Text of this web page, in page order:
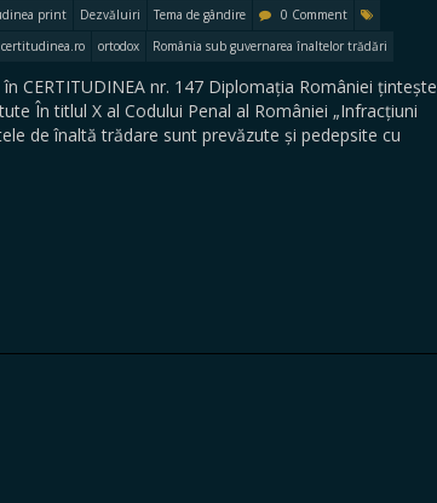
print Dezvăluiri Tema de gândire
0 Comment
certitudinea.ro ortodox România sub guvernarea înaltelor trădări
CERTITUDINEA nr. 147 Diplomația României țintește
În titlul X al Codului Penal al României „Infracțiuni
de înaltă trădare sunt prevăzute și pedepsite cu